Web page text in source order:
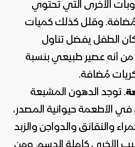
الأخرى التي تحتوي
وقلل كذلك كميات
كان الطفل يفضل تناول
من أنه عصير طبيعي بنسبة
. توجد الدهون المشبعة
الأطعمة حيوانية المصدر،
والنقانق والدواجن والزبد